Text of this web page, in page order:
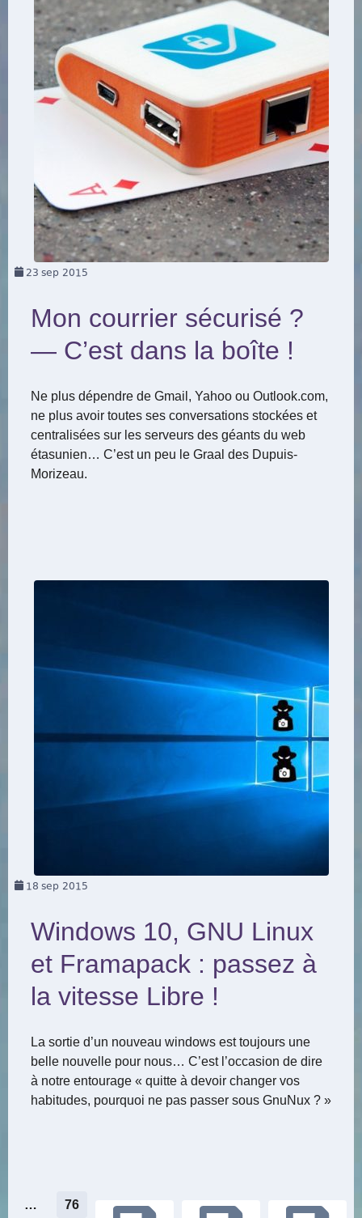
23 sep 2015
Mon courrier sécurisé ?
— C’est dans la boîte !
Ne plus dépendre de Gmail, Yahoo ou Outlook.com,
ne plus avoir toutes ses conversations stockées et
centralisées sur les serveurs des géants du web
étasunien… C’est un peu le Graal des Dupuis-
Morizeau.
18 sep 2015
Windows 10, GNU Linux
et Framapack : passez à
la vitesse Libre !
La sortie d’un nouveau windows est toujours une
belle nouvelle pour nous… C’est l’occasion de dire
à notre entourage « quitte à devoir changer vos
habitudes, pourquoi ne pas passer sous GnuNux ? »
Pagination
… 76